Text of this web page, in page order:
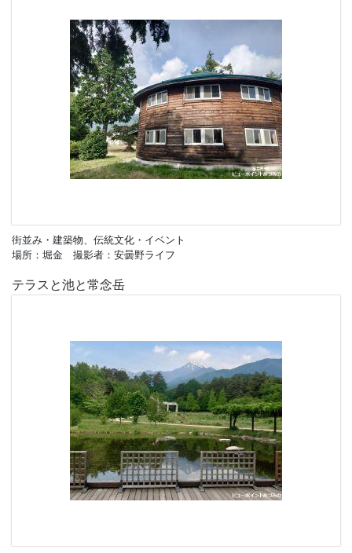
街並み・建築物、伝統文化・イベント
場所：堀金 撮影者：安曇野ライフ
テラスと池と常念岳